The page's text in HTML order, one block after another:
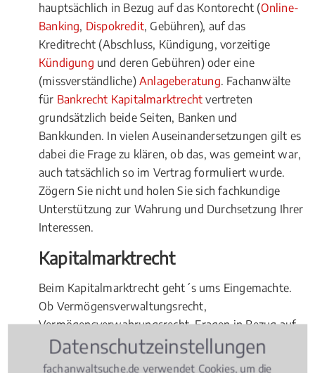
hauptsächlich in Bezug auf das Kontorecht (Online-
Banking, Dispokredit, Gebühren), auf das
Kreditrecht (Abschluss, Kündigung, vorzeitige
Kündigung und deren Gebühren) oder eine
(missverständliche) Anlageberatung. Fachanwälte
für Bankrecht Kapitalmarktrecht vertreten
grundsätzlich beide Seiten, Banken und
Bankkunden. In vielen Auseinandersetzungen gilt es
dabei die Frage zu klären, ob das, was gemeint war,
auch tatsächlich so im Vertrag formuliert wurde.
Zögern Sie nicht und holen Sie sich fachkundige
Unterstützung zur Wahrung und Durchsetzung Ihrer
Interessen.
Kapitalmarktrecht
Beim Kapitalmarktrecht geht´s ums Eingemachte.
Ob Vermögensverwaltungsrecht,
Vermögensverwahrungsrecht, Fragen in Bezug auf
Emissionsgeschäfte, das Pfandbriefgeschäft oder
das Finanzkommissionsgeschäft, oder bei der
Datenschutzeinstellungen
fachanwaltsuche.de verwendet Cookies, um die